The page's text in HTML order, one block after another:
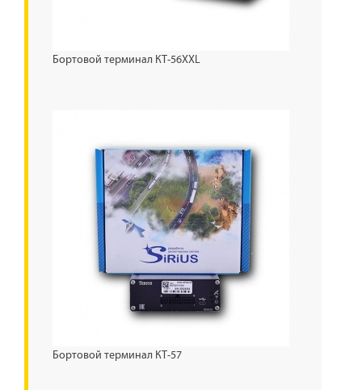
Бортовой терминал КТ-56XXL
Бортовой терминал КТ-57